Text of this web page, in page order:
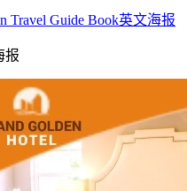
Travel Guide Book英文海报
报